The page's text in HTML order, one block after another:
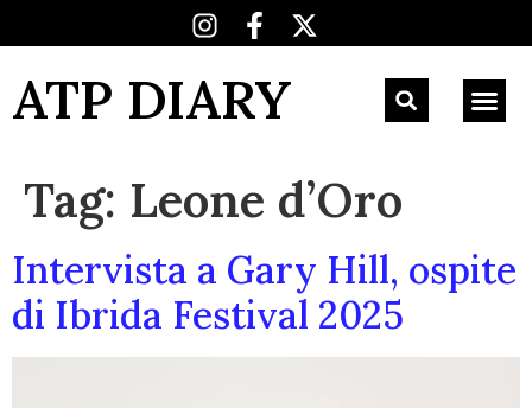
ATP DIARY
Tag: Leone d’Oro
Intervista a Gary Hill, ospite
di Ibrida Festival 2025